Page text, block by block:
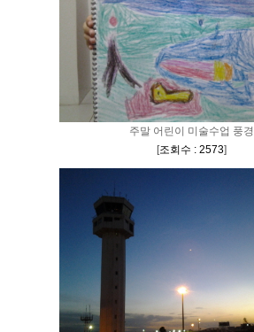
주말 어린이 미술수업 풍경
[조회수 : 2573]